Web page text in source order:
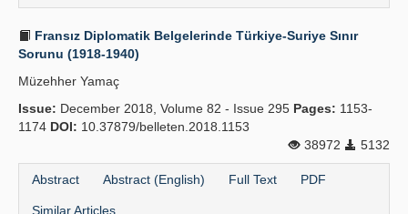
Fransız Diplomatik Belgelerinde Türkiye-Suriye Sınır
Sorunu (1918-1940)
Müzehher Yamaç
Issue: December 2018, Volume 82 - Issue 295 Pages: 1153-
1174 DOI: 10.37879/belleten.2018.1153
38972
5132
Abstract Abstract (English) Full Text PDF
Similar Articles